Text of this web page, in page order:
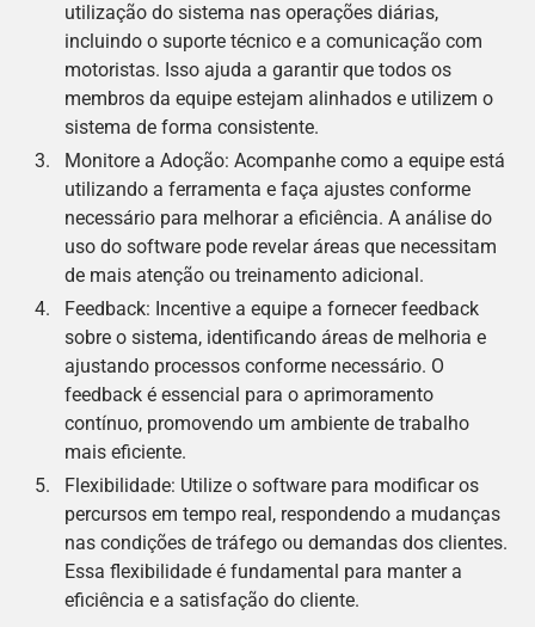
utilização do sistema nas operações diárias,
incluindo o suporte técnico e a comunicação com
motoristas. Isso ajuda a garantir que todos os
membros da equipe estejam alinhados e utilizem o
sistema de forma consistente.
Monitore a Adoção: Acompanhe como a equipe está
utilizando a ferramenta e faça ajustes conforme
necessário para melhorar a eficiência. A análise do
uso do software pode revelar áreas que necessitam
de mais atenção ou treinamento adicional.
Feedback: Incentive a equipe a fornecer feedback
sobre o sistema, identificando áreas de melhoria e
ajustando processos conforme necessário. O
feedback é essencial para o aprimoramento
contínuo, promovendo um ambiente de trabalho
mais eficiente.
Flexibilidade: Utilize o software para modificar os
percursos em tempo real, respondendo a mudanças
nas condições de tráfego ou demandas dos clientes.
Essa flexibilidade é fundamental para manter a
eficiência e a satisfação do cliente.